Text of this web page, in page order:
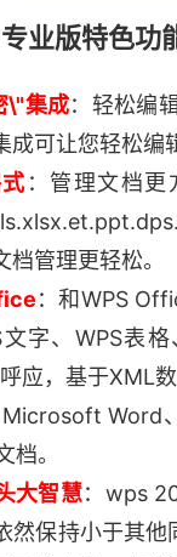
业版特色功
\"集成：轻松编
成可让您轻松编
：管理文档
管理更轻松。
：和WPS
字、WPS表
应，基于XML
Word
档。
大智慧：wps
然保持小于其